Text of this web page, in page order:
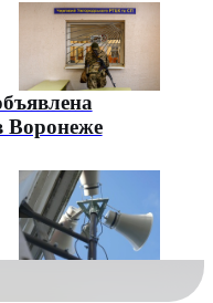
Воронеже